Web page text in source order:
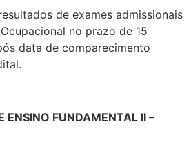
de exames admissionais
no prazo de 15
data de comparecimento
ENSINO FUNDAMENTAL II –